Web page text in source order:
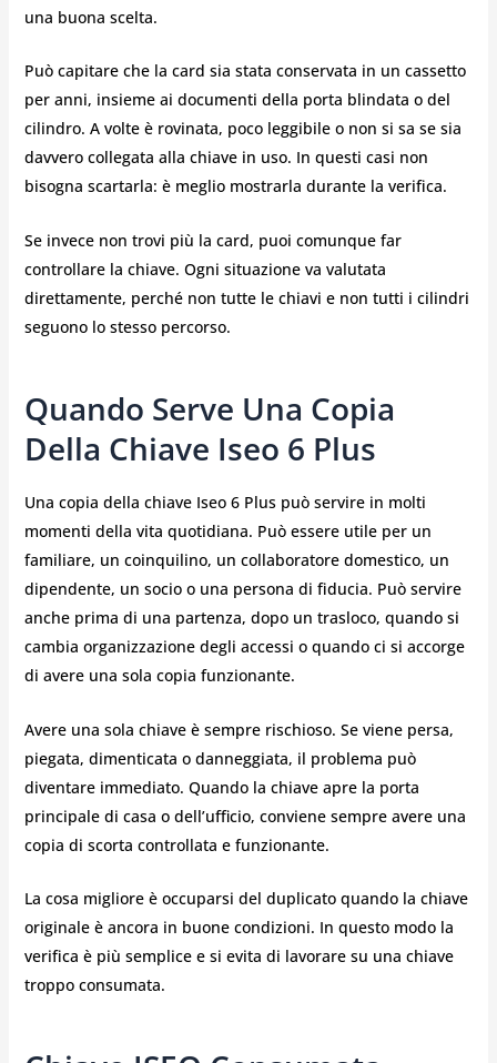
una buona scelta.
Può capitare che la card sia stata conservata in un cassetto
per anni, insieme ai documenti della porta blindata o del
cilindro. A volte è rovinata, poco leggibile o non si sa se sia
davvero collegata alla chiave in uso. In questi casi non
bisogna scartarla: è meglio mostrarla durante la verifica.
Se invece non trovi più la card, puoi comunque far
controllare la chiave. Ogni situazione va valutata
direttamente, perché non tutte le chiavi e non tutti i cilindri
seguono lo stesso percorso.
Quando Serve Una Copia
Della Chiave Iseo 6 Plus
Una copia della chiave Iseo 6 Plus può servire in molti
momenti della vita quotidiana. Può essere utile per un
familiare, un coinquilino, un collaboratore domestico, un
dipendente, un socio o una persona di fiducia. Può servire
anche prima di una partenza, dopo un trasloco, quando si
cambia organizzazione degli accessi o quando ci si accorge
di avere una sola copia funzionante.
Avere una sola chiave è sempre rischioso. Se viene persa,
piegata, dimenticata o danneggiata, il problema può
diventare immediato. Quando la chiave apre la porta
principale di casa o dell’ufficio, conviene sempre avere una
copia di scorta controllata e funzionante.
La cosa migliore è occuparsi del duplicato quando la chiave
originale è ancora in buone condizioni. In questo modo la
verifica è più semplice e si evita di lavorare su una chiave
troppo consumata.